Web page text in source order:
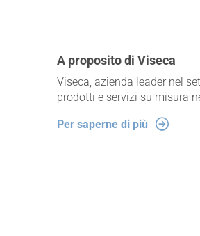
A proposito di Viseca
Viseca, azienda leader nel
prodotti e servizi su misura
Per saperne di più